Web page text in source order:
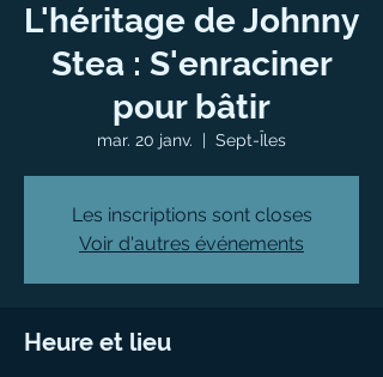
L'héritage de Johnny
Stea : S'enraciner
pour bâtir
mar. 20 janv.
  |
Sept-Îles
Les inscriptions sont closes
Voir d'autres événements
Heure et lieu